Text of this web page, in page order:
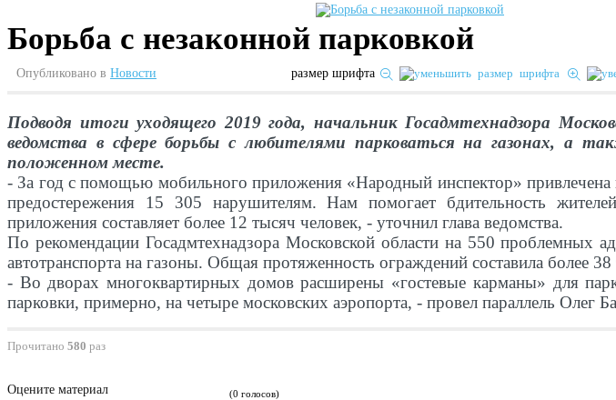
Борьба с незаконной парковкой
Опубликовано в Новости размер шрифта
Подводя итоги уходящего 2019 года, начальник Госадмтехнадзора
ведомства в сфере борьбы с любителями парковаться на газонах, а
положенном месте.
- За год с помощью мобильного приложения «Народный инспектор» привлечена
предостережения 15 305 нарушителям. Нам помогает бдительность
приложения составляет более 12 тысяч человек, - уточнил глава ведомства.
По рекомендации Госадмтехнадзора Московской области на 550 проблемных
автотранспорта на газоны. Общая протяженность ограждений составила более
- Во дворах многоквартирных домов расширены «гостевые карманы» для
парковки, примерно, на четыре московских аэропорта, - провел параллель Олег
Прочитано 580 раз
Оцените материал (0 голосов)